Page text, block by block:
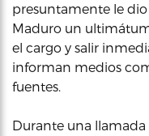
presuntamente le
Maduro un
el cargo y salir
informan medios
fuentes.
Durante una